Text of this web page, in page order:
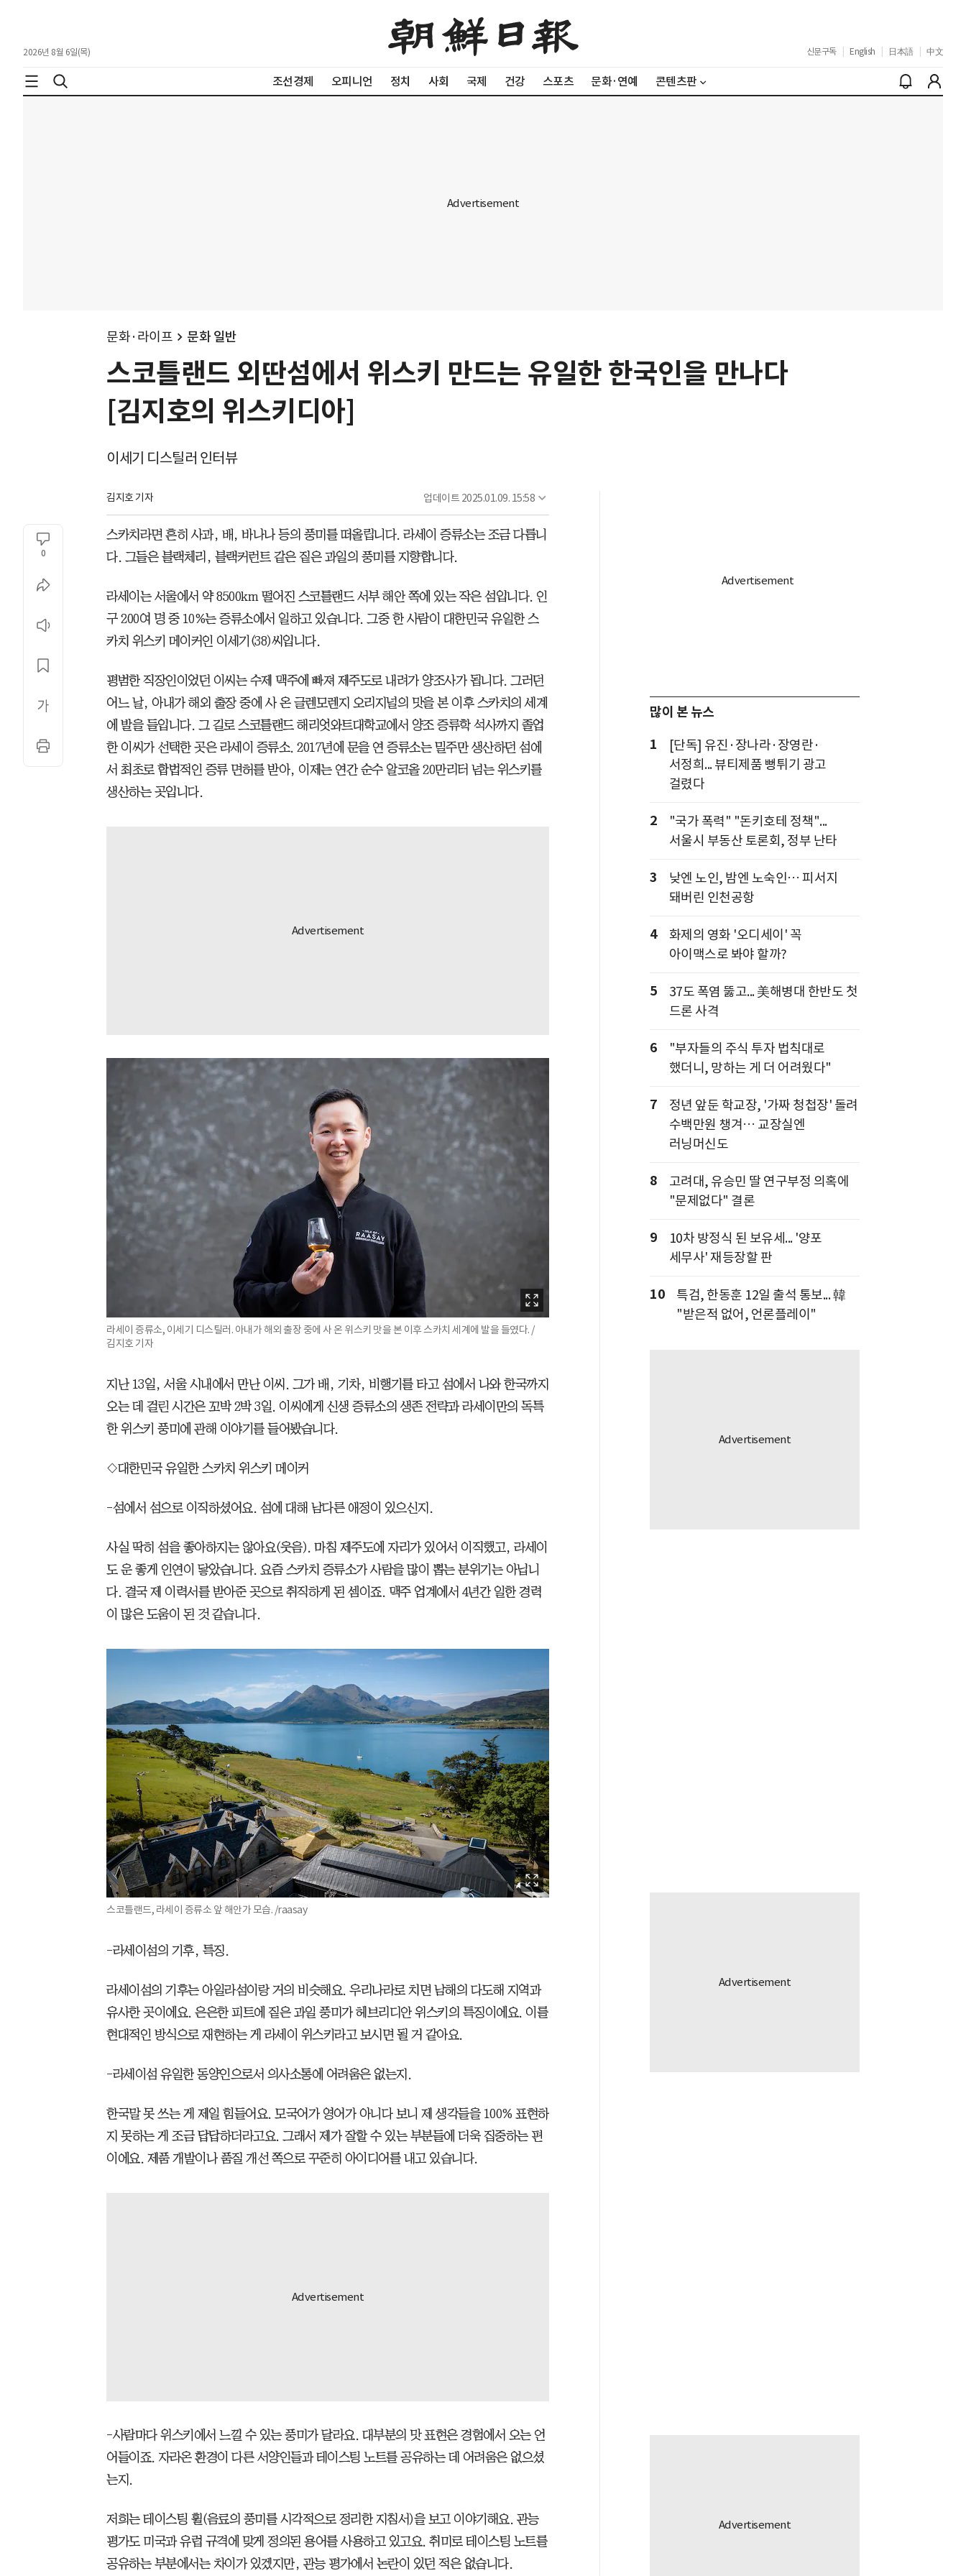
2026년 8월 6일(목) 신문구독 English 日本語 中文
조선경제 오피니언 정치 사회 국제 건강 스포츠 문화·연예 콘텐츠판
문화·라이프 문화 일반
스코틀랜드 외딴섬에서 위스키 만드는 유일한 한국인을 만나다
[김지호의 위스키디아]
이세기 디스틸러 인터뷰
김지호 기자 업데이트 2025.01.09. 15:58
0
스카치라면 흔히 사과, 배, 바나나 등의 풍미를 떠올립니다. 라세이 증류소는 조금 다릅니
다. 그들은 블랙체리, 블랙커런트 같은 짙은 과일의 풍미를 지향합니다.
라세이는 서울에서 약 8500km 떨어진 스코틀랜드 서부 해안 쪽에 있는 작은 섬입니다. 인
구 200여 명 중 10%는 증류소에서 일하고 있습니다. 그중 한 사람이 대한민국 유일한 스
카치 위스키 메이커인 이세기(38)씨입니다.
평범한 직장인이었던 이씨는 수제 맥주에 빠져 제주도로 내려가 양조사가 됩니다. 그러던
어느 날, 아내가 해외 출장 중에 사 온 글렌모렌지 오리지널의 맛을 본 이후 스카치의 세계
에 발을 들입니다. 그 길로 스코틀랜드 해리엇와트대학교에서 양조 증류학 석사까지 졸업
한 이씨가 선택한 곳은 라세이 증류소. 2017년에 문을 연 증류소는 밀주만 생산하던 섬에
서 최초로 합법적인 증류 면허를 받아, 이제는 연간 순수 알코올 20만리터 넘는 위스키를
생산하는 곳입니다.
라세이 증류소, 이세기 디스틸러. 아내가 해외 출장 중에 사 온 위스키 맛을 본 이후 스카치 세계에 발을 들였다. /
김지호 기자
지난 13일, 서울 시내에서 만난 이씨. 그가 배, 기차, 비행기를 타고 섬에서 나와 한국까지
오는 데 걸린 시간은 꼬박 2박 3일. 이씨에게 신생 증류소의 생존 전략과 라세이만의 독특
한 위스키 풍미에 관해 이야기를 들어봤습니다.
◇대한민국 유일한 스카치 위스키 메이커
-섬에서 섬으로 이직하셨어요. 섬에 대해 남다른 애정이 있으신지.
사실 딱히 섬을 좋아하지는 않아요(웃음). 마침 제주도에 자리가 있어서 이직했고, 라세이
도 운 좋게 인연이 닿았습니다. 요즘 스카치 증류소가 사람을 많이 뽑는 분위기는 아닙니
다. 결국 제 이력서를 받아준 곳으로 취직하게 된 셈이죠. 맥주 업계에서 4년간 일한 경력
이 많은 도움이 된 것 같습니다.
스코틀랜드, 라세이 증류소 앞 해안가 모습. /raasay
-라세이섬의 기후, 특징.
라세이섬의 기후는 아일라섬이랑 거의 비슷해요. 우리나라로 치면 남해의 다도해 지역과
유사한 곳이에요. 은은한 피트에 짙은 과일 풍미가 헤브리디안 위스키의 특징이에요. 이를
현대적인 방식으로 재현하는 게 라세이 위스키라고 보시면 될 거 같아요.
-라세이섬 유일한 동양인으로서 의사소통에 어려움은 없는지.
한국말 못 쓰는 게 제일 힘들어요. 모국어가 영어가 아니다 보니 제 생각들을 100% 표현하
지 못하는 게 조금 답답하더라고요. 그래서 제가 잘할 수 있는 부분들에 더욱 집중하는 편
이에요. 제품 개발이나 품질 개선 쪽으로 꾸준히 아이디어를 내고 있습니다.
-사람마다 위스키에서 느낄 수 있는 풍미가 달라요. 대부분의 맛 표현은 경험에서 오는 언
어들이죠. 자라온 환경이 다른 서양인들과 테이스팅 노트를 공유하는 데 어려움은 없으셨
는지.
저희는 테이스팅 휠(음료의 풍미를 시각적으로 정리한 지침서)을 보고 이야기해요. 관능
평가도 미국과 유럽 규격에 맞게 정의된 용어를 사용하고 있고요. 취미로 테이스팅 노트를
공유하는 부분에서는 차이가 있겠지만, 관능 평가에서 논란이 있던 적은 없습니다.
많이 본 뉴스
1
[단독] 유진·장나라·장영란·
서정희... 뷰티제품 뻥튀기 광고
걸렸다
2
"국가 폭력" "돈키호테 정책"...
서울시 부동산 토론회, 정부 난타
3
낮엔 노인, 밤엔 노숙인… 피서지
돼버린 인천공항
4
화제의 영화 '오디세이' 꼭
아이맥스로 봐야 할까?
5
37도 폭염 뚫고... 美해병대 한반도 첫
드론 사격
6
"부자들의 주식 투자 법칙대로
했더니, 망하는 게 더 어려웠다"
7
정년 앞둔 학교장, '가짜 청첩장' 돌려
수백만원 챙겨… 교장실엔
러닝머신도
8
고려대, 유승민 딸 연구부정 의혹에
"문제없다" 결론
9
10차 방정식 된 보유세... '양포
세무사' 재등장할 판
10
특검, 한동훈 12일 출석 통보... 韓
"받은적 없어, 언론플레이"